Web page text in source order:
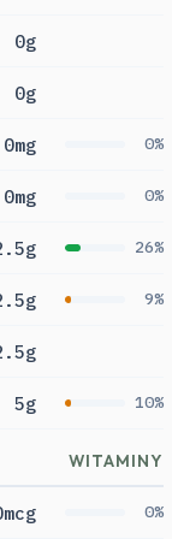
0g
0g
0mg 0%
0mg 0%
26%
9%
5g 10%
WITAMINY
0%